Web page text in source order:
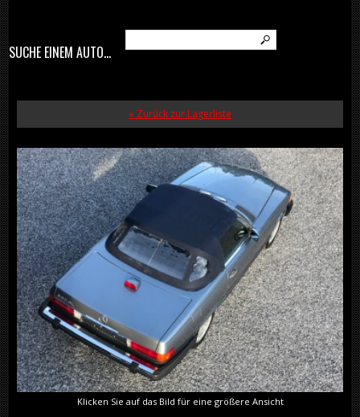
SUCHE EINEM AUTO...
« Zurück zur Lagerliste
Klicken Sie auf das Bild für eine größere Ansicht